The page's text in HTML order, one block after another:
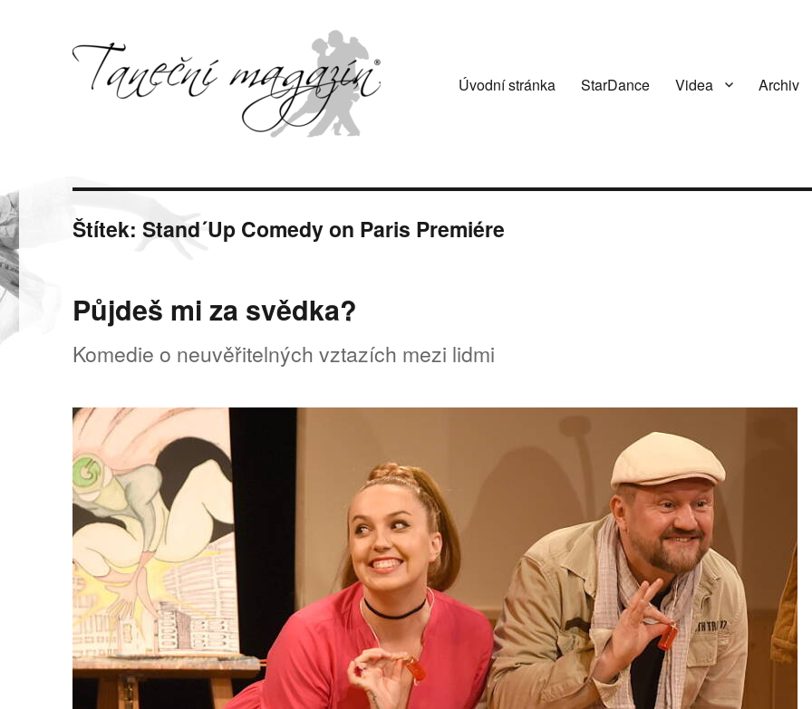
Úvodní stránka StarDance Videa Archiv
Štítek:Stand´Up Comedy on Paris Premiére
Půjdeš mi za svědka?
Komedie o neuvěřitelných vztazích mezi lidmi